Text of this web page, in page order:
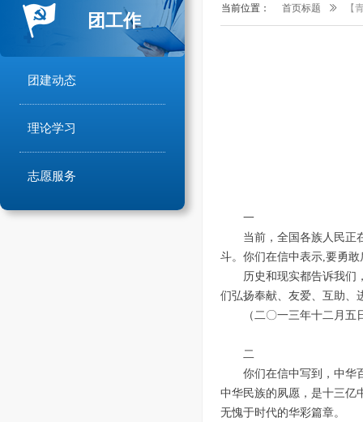
当前位置： 首页标题 ꅀ 【
一
当前，全国各族人民正
斗。你们在信中表示,要勇
历史和现实都告诉我们
们弘扬奉献、友爱、互助、
（二〇一三年十二月
二
你们在信中写到，中华
中华民族的夙愿，是十三亿
无愧于时代的华彩篇章。
团工作
团建动态
理论学习
志愿服务